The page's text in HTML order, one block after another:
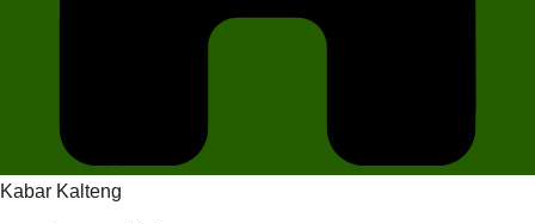
Kabar Kalteng